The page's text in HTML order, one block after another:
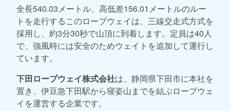
全長540.03メートル、高低差156.01メートルのルー
トを走行するこのロープウェイは、三線交走式方式を
採用し、約3分30秒で山頂に到着します。定員は40人
で、強風時には安全のためウェイトを追加して運行し
ています。
下田ロープウェイ株式会社は、静岡県下田市に本社を
置き、伊豆急下田駅から寝姿山までを結ぶロープウェ
イを運営する企業です。